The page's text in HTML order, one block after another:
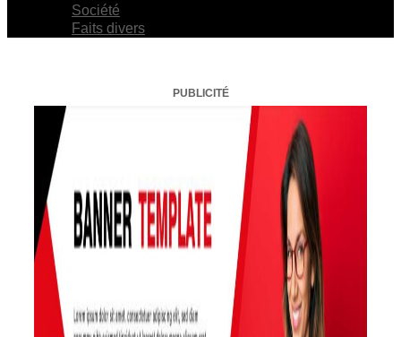
Société
Faits divers
PUBLICITÉ